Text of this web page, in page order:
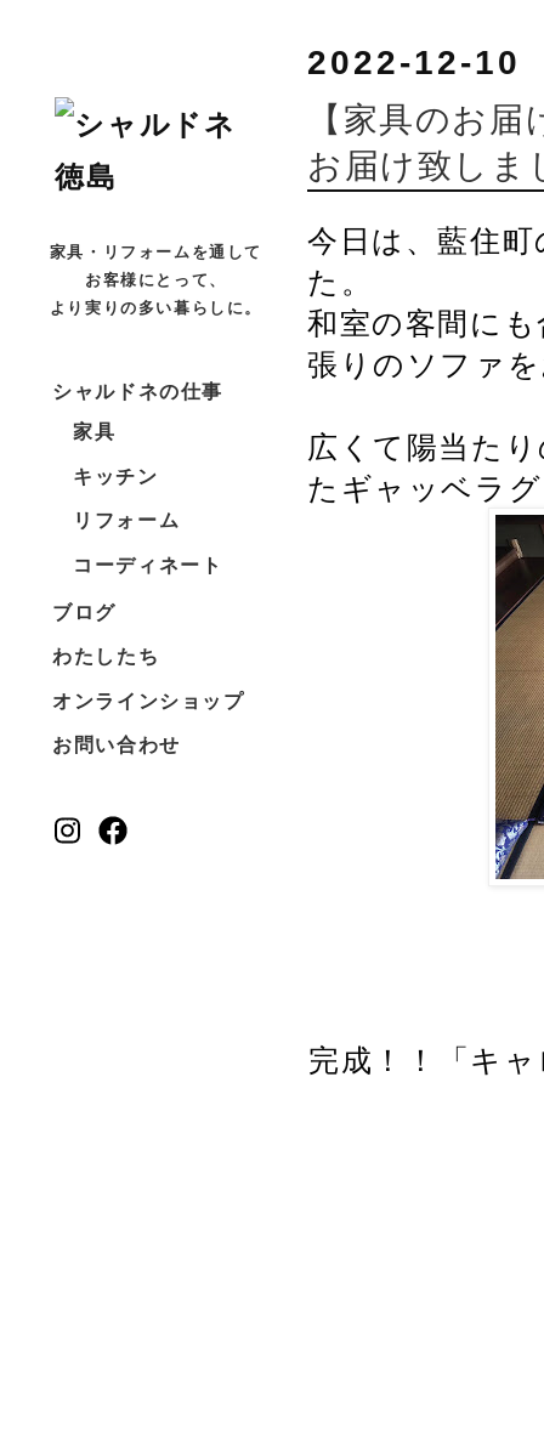
家具・リフォームを通して
お客様にとって、
より実りの多い暮らしに。
シャルドネの仕事
家具
キッチン
リフォーム
コーディネート
ブログ
わたしたち
オンラインショップ
お問い合わせ
2022-12-10
【家具のお
お届け致しま
今日は、藍住
た。
和室の客間に
張りのソファ
広くて陽当た
たギャッベラ
完成！！ 「キ